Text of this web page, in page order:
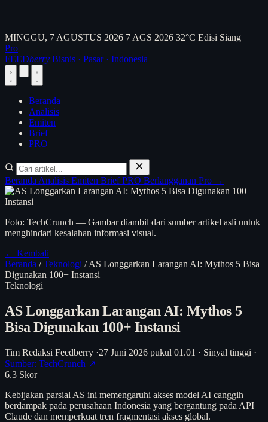
MINGGU, 7 AGUSTUS 2026 7 AGS 2026 32°C Edisi Siang
Pro
FEEDberry Bisnis · Pasar · Indonesia
Beranda
Analisis
Emiten
Brief
PRO
Beranda Analisis Emiten BriefPRO Berlangganan Pro →
Foto: TechCrunch — Gambar diambil dari sumber artikel asli untuk
menghindari kesalahan informasi visual.
← Kembali
Beranda / Teknologi / AS Longgarkan Larangan AI: Mythos 5 Bisa
Digunakan 100+ Instansi
Teknologi
AS Longgarkan Larangan AI: Mythos 5
Bisa Digunakan 100+ Instansi
Tim Redaksi Feedberry ·27 Juni 2026 pukul 01.01 · Sinyal tinggi ·
Sumber: TechCrunch ↗
6.3 Skor
Kebijakan parsial AS ini memengaruhi akses model AI canggih —
berdampak pada perusahaan Indonesia yang bergantung pada API
Claude dan memperkuat tren fragmentasi akses global.